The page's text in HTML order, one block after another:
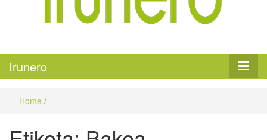
Irunero
Home /